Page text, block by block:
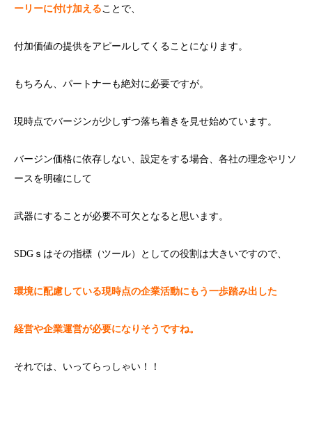
ーリーに付け加えることで、
付加価値の提供をアピールしてくることになります。
もちろん、パートナーも絶対に必要ですが。
現時点でバージンが少しずつ落ち着きを見せ始めています。
バージン価格に依存しない、設定をする場合、各社の理念やリソ
ースを明確にして
武器にすることが必要不可欠となると思います。
SDGｓはその指標（ツール）としての役割は大きいですので、
環境に配慮している現時点の企業活動にもう一歩踏み出した
経営や企業運営が必要になりそうですね。
それでは、いってらっしゃい！！